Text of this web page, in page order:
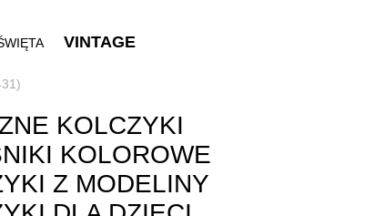
VINTAGE
KOLCZYKI
KOLOROWE
Z MODELINY